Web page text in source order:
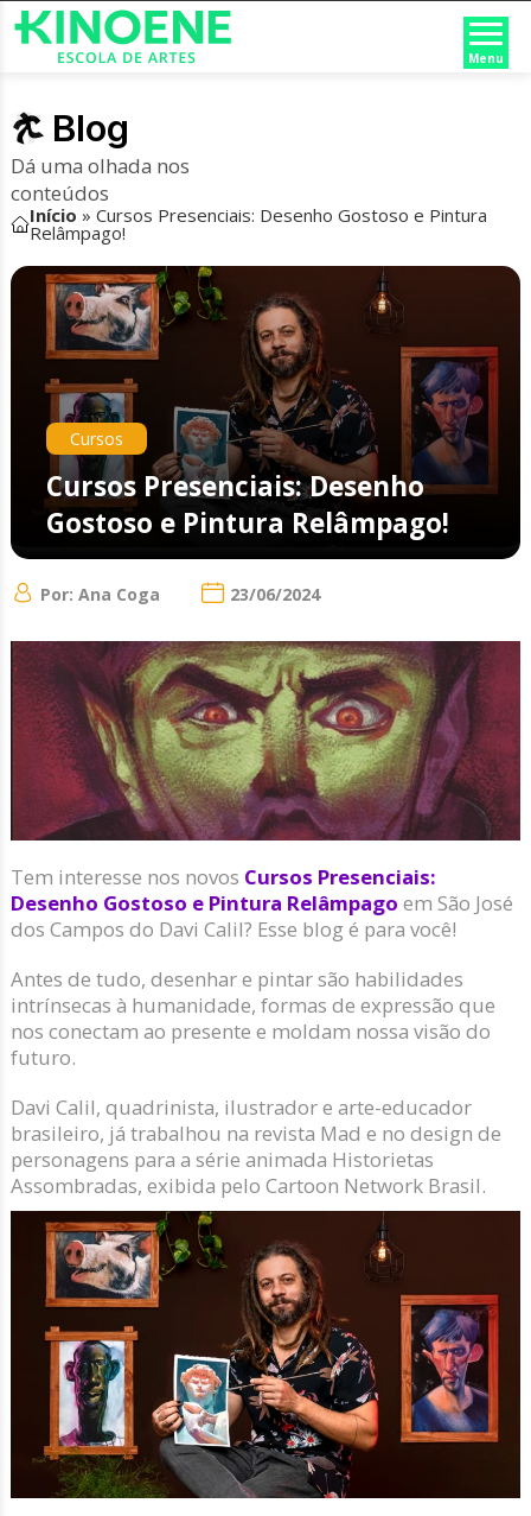
Menu
Blog
Dá uma olhada nos
conteúdos
Início » Cursos Presenciais: Desenho Gostoso e Pintura
Relâmpago!
Cursos
Cursos Presenciais: Desenho
Gostoso e Pintura Relâmpago!
Por: Ana Coga 23/06/2024
Tem interesse nos novos Cursos Presenciais:
Desenho Gostoso e Pintura Relâmpago em São José
dos Campos do Davi Calil? Esse blog é para você!
Antes de tudo, desenhar e pintar são habilidades
intrínsecas à humanidade, formas de expressão que
nos conectam ao presente e moldam nossa visão do
futuro.
Davi Calil, quadrinista, ilustrador e arte-educador
brasileiro, já trabalhou na revista Mad e no design de
personagens para a série animada Historietas
Assombradas, exibida pelo Cartoon Network Brasil.